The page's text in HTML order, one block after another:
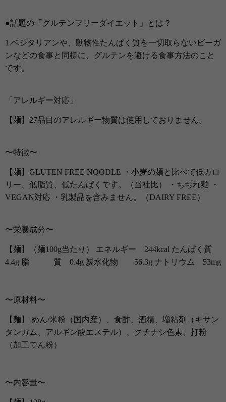
●話題の「グルテンフリーダイエット」とは？
1.ベジタリアンや、動物性たんぱく質を一切取らないビーガ
ンなどの食事と同様に、グルテンを避ける食事方法のこと
です。
「アレルギー対応」
【麺】27品目のアレルギー物質は使用しておりません。
〜特徴〜
【 麺】GLUTEN FREE NOODLE ・小麦の麺と比べて低カロ
リー、低脂質、低たんぱくです。（当社比） ・ちぢれ麺 ・
VEGAN対応 ・乳製品を含みません。（DAIRY FREE）
〜栄養成分〜
【麺】（麺100g当たり） エネルギー 244kcal たんぱく質
4.4g 脂 質 0.4g 炭水化物 56.3g ナトリウム 53mg
〜原材料〜
【麺】 めん/米粉（国内産）、食酢、酒精、増粘剤（キサン
タンガム、アルギン酸エステル）、クチナシ色素、打粉
（加工でん粉）
〜内容量〜